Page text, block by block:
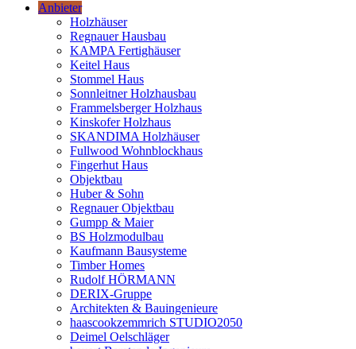
Anbieter
Holzhäuser
Regnauer Hausbau
KAMPA Fertighäuser
Keitel Haus
Stommel Haus
Sonnleitner Holzhausbau
Frammelsberger Holzhaus
Kinskofer Holzhaus
SKANDIMA Holzhäuser
Fullwood Wohnblockhaus
Fingerhut Haus
Objektbau
Huber & Sohn
Regnauer Objektbau
Gumpp & Maier
BS Holzmodulbau
Kaufmann Bausysteme
Timber Homes
Rudolf HÖRMANN
DERIX-Gruppe
Architekten & Bauingenieure
haascookzemmrich STUDIO2050
Deimel Oelschläger